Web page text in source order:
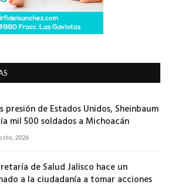
presión de Estados Unidos, Sheinbaum
mil 500 soldados a Michoacán
2026
de Salud Jalisco hace un
a la ciudadanía a tomar acciones